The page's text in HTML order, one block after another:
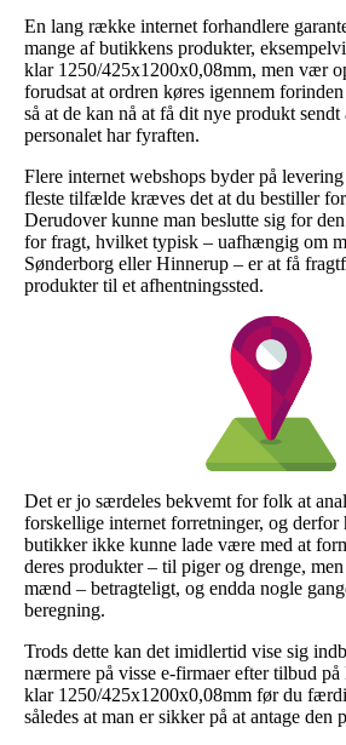
En lang række internet forhandlere
mange af butikkens produkter,
klar 1250/425x1200x0,08mm, men vær
forudsat at ordren køres igennem
så at de kan nå at få dit nye produkt
personalet har fyraften.
Flere internet webshops byder på
fleste tilfælde kræves det at du bestiller
Derudover kunne man beslutte sig for
for fragt, hvilket typisk – uafhængig om
Sønderborg eller Hinnerup – er at få
produkter til et afhentningssted.
Det er jo særdeles bekvemt for folk at
forskellige internet forretninger, og derfor
butikker ikke kunne lade være med at
deres produkter – til piger og drenge,
mænd – betragteligt, og endda nogle
beregning.
Trods dette kan det imidlertid vise sig
nærmere på visse e-firmaer efter tilbud
klar 1250/425x1200x0,08mm før du
således at man er sikker på at antage den